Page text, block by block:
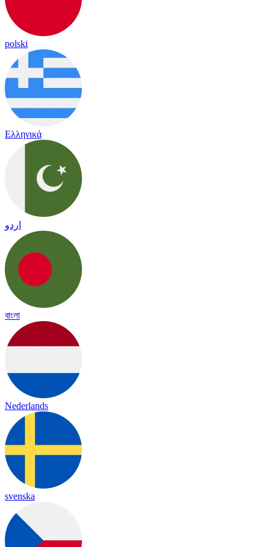
polski
Ελληνικά
اردو
বাংলা
Nederlands
svenska